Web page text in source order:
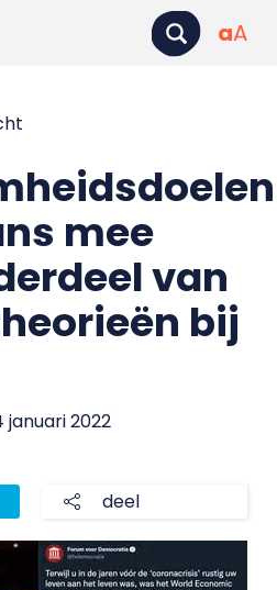
aA
mee
van
bij
januari 2022
deel